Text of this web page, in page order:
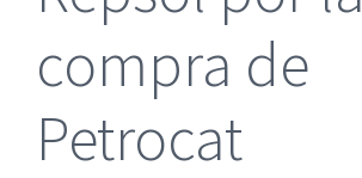
compra de
Petrocat